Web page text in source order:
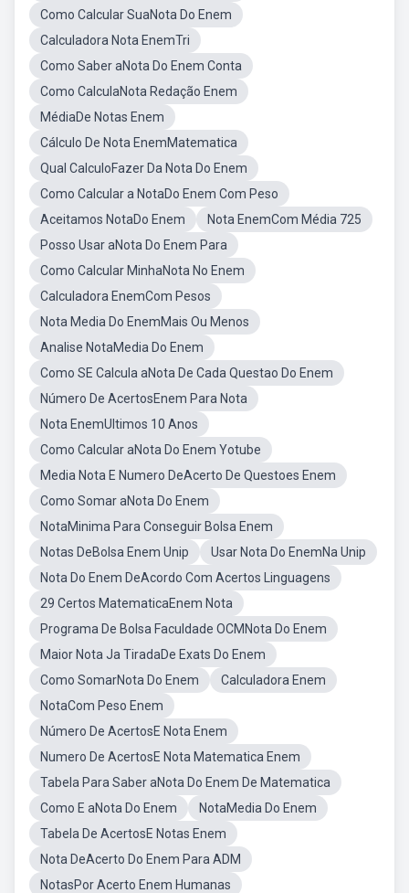
Como Calcular SuaNota Do Enem
Calculadora Nota EnemTri
Como Saber aNota Do Enem Conta
Como CalculaNota Redação Enem
MédiaDe Notas Enem
Cálculo De Nota EnemMatematica
Qual CalculoFazer Da Nota Do Enem
Como Calcular a NotaDo Enem Com Peso
Aceitamos NotaDo Enem
Nota EnemCom Média 725
Posso Usar aNota Do Enem Para
Como Calcular MinhaNota No Enem
Calculadora EnemCom Pesos
Nota Media Do EnemMais Ou Menos
Analise NotaMedia Do Enem
Como SE Calcula aNota De Cada Questao Do Enem
Número De AcertosEnem Para Nota
Nota EnemUltimos 10 Anos
Como Calcular aNota Do Enem Yotube
Media Nota E Numero DeAcerto De Questoes Enem
Como Somar aNota Do Enem
NotaMinima Para Conseguir Bolsa Enem
Notas DeBolsa Enem Unip
Usar Nota Do EnemNa Unip
Nota Do Enem DeAcordo Com Acertos Linguagens
29 Certos MatematicaEnem Nota
Programa De Bolsa Faculdade OCMNota Do Enem
Maior Nota Ja TiradaDe Exats Do Enem
Como SomarNota Do Enem
Calculadora Enem
NotaCom Peso Enem
Número De AcertosE Nota Enem
Numero De AcertosE Nota Matematica Enem
Tabela Para Saber aNota Do Enem De Matematica
Como E aNota Do Enem
NotaMedia Do Enem
Tabela De AcertosE Notas Enem
Nota DeAcerto Do Enem Para ADM
NotasPor Acerto Enem Humanas